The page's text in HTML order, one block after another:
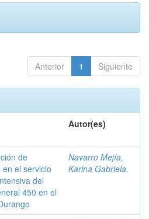
Anterior 1 Siguiente
Autor(es)
de
el servicio
del
450 en el
Navarro Mejía,
Karina Gabriela.